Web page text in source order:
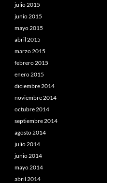
julio 2015
junio 2015
mayo 2015
abril 2015
marzo 2015
febrero 2015
enero 2015
diciembre 2014
noviembre 2014
octubre 2014
septiembre 2014
agosto 2014
julio 2014
junio 2014
mayo 2014
abril 2014